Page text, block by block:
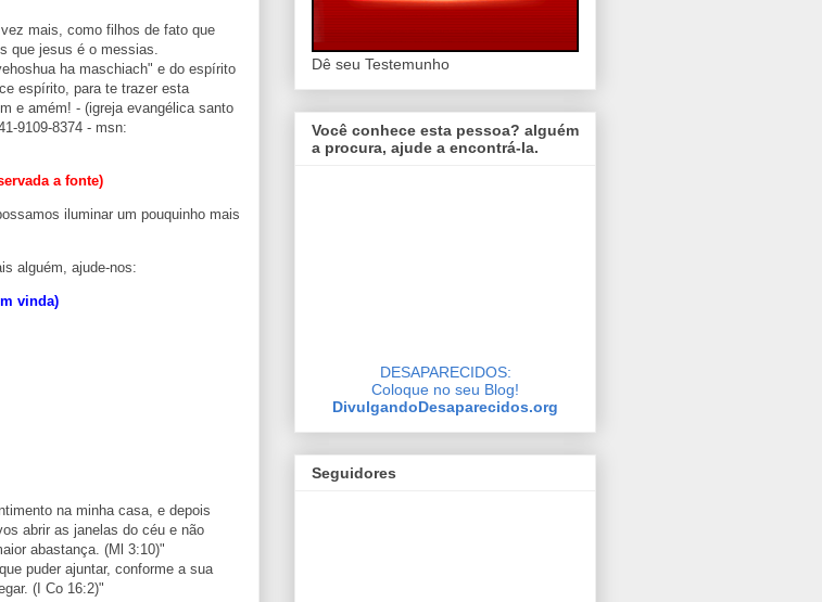
mais, como filhos de fato que
que jesus é o messias.
ha maschiach" e do espírito
espírito, para te trazer esta
e amém! - (igreja evangélica santo
9109-8374 - msn:
a fonte)
iluminar um pouquinho mais
alguém, ajude-nos:
vinda)
na minha casa, e depois
abrir as janelas do céu e não
abastança. (Ml 3:10)"
puder ajuntar, conforme a sua
(I Co 16:2)"
Dê seu Testemunho
Você conhece esta pessoa? alguém
a procura, ajude a encontrá-la.
DESAPARECIDOS:
Coloque no seu Blog!
DivulgandoDesaparecidos.org
Seguidores